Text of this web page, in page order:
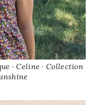
· Celine · Collection